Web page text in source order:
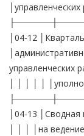
│04-12
управленческих
│ │ │ │ │
│04-13
│ │ │ │на